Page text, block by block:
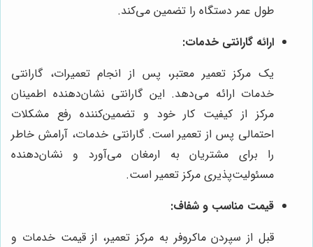
طول عمر دستگاه را تضمین می‌کند.
ارائه گارانتی خدمات:
یک مرکز تعمیر معتبر، پس از انجام تعمیرات، گارانتی
خدمات ارائه می‌دهد. این گارانتی نشان‌دهنده اطمینان
مرکز از کیفیت کار خود و تضمین‌کننده رفع مشکلات
احتمالی پس از تعمیر است. گارانتی خدمات، آرامش خاطر
را برای مشتریان به ارمغان می‌آورد و نشان‌دهنده
مسئولیت‌پذیری مرکز تعمیر است.
قیمت مناسب و شفاف:
قبل از سپردن ماکروفر به مرکز تعمیر، از قیمت خدمات و